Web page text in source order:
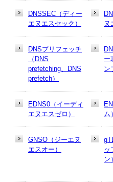
DNSSEC（ディー
エヌエスセック）
ヌ
DNSプリフェッチ
（DNS
prefetching、DNS
prefetch）
ー
ン
EDNS0（イーディ
エヌエスゼロ）
ム
GNSO（ジーエヌ
エスオー）
ッ
ン